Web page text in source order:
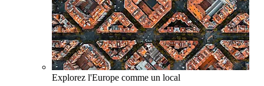
Explorez l'Europe comme un local